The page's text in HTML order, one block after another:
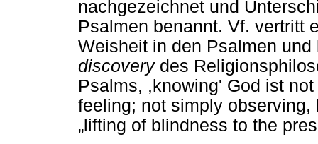
nachgezeichnet und
Psalmen benannt. Vf. vertritt
Weisheit in den Psalmen
discovery des
Psalms, ,knowing' God ist
feeling; not simply
„ lifting of blindness to the